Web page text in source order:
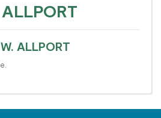
ALLPORT